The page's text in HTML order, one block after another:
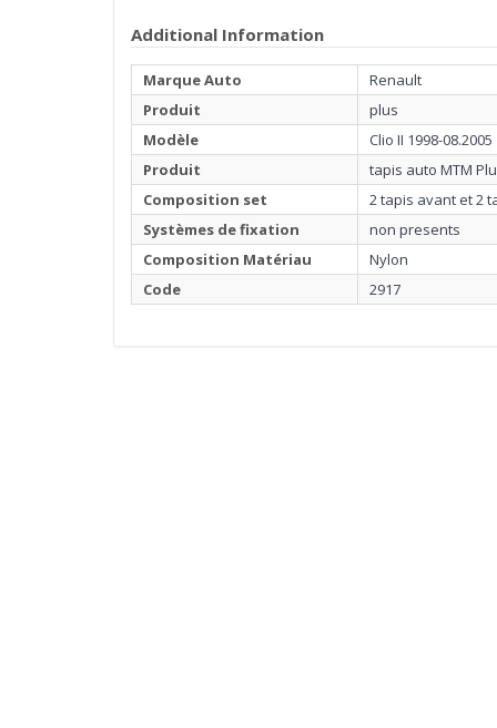
Additional Information
Marque Auto
Renault
Produit
plus
Modèle
Clio II 1998-08.2005
Produit
tapis auto MTM
Composition set
2 tapis avant et 2
Systèmes de fixation
non presents
Composition Matériau
Nylon
Code
2917